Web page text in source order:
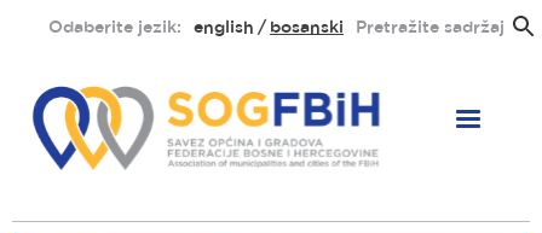
sadržaj
Odaberite jezik: english bosanski Pretražite sadržaj